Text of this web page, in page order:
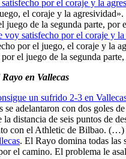
por el coraje y la
el coraje y la
juego de la segunda parte,
voy satisfecho por el coraje y la
por el juego, el coraje y la
el juego de la segunda
en Vallecas
un sufrido 2-3 en
adelantaron con dos goles
distancia de seis puntos de
con el Athletic de Bilbao. (…)
. El Rayo domina todas las
el camino. El problema le